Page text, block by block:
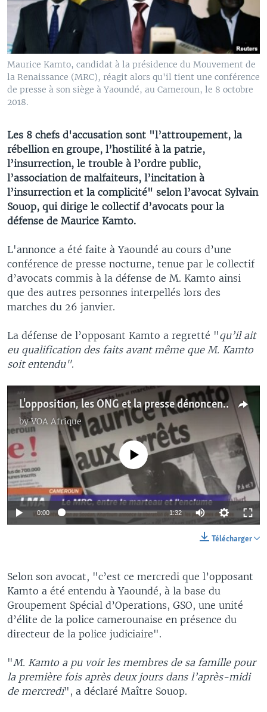
Maurice Kamto, candidat à la présidence du Mouvement de
la Renaissance (MRC), réagit alors qu'il tient une conférence
de presse à son siège à Yaoundé, au Cameroun, le 8 octobre
2018.
Les 8 chefs d'accusation sont "l’attroupement, la
rébellion en groupe, l’hostilité à la patrie,
l’insurrection, le trouble à l’ordre public,
l’association de malfaiteurs, l’incitation à
l’insurrection et la complicité" selon l’avocat Sylvain
Souop, qui dirige le collectif d’avocats pour la
défense de Maurice Kamto.
L'annonce a été faite à Yaoundé au cours d’une
conférence de presse nocturne, tenue par le collectif
d’avocats commis à la défense de M. Kamto ainsi
que des autres personnes interpellés lors des
marches du 26 janvier.
La défense de l’opposant Kamto a regretté "qu’il ait
eu qualification des faits avant même que M. Kamto
soit entendu".
L'opposition, les ONG et la presse dénoncent l'arrestation de Maurice Kamto
byVOA Afrique
No media source currently available
0:00 1:32
Télécharger
Selon son avocat, "c’est ce mercredi que l’opposant
Kamto a été entendu à Yaoundé, à la base du
Groupement Spécial d’Operations, GSO, une unité
d’élite de la police camerounaise en présence du
directeur de la police judiciaire".
"M. Kamto a pu voir les membres de sa famille pour
la première fois après deux jours dans l’après-midi
de mercredi", a déclaré Maître Souop.